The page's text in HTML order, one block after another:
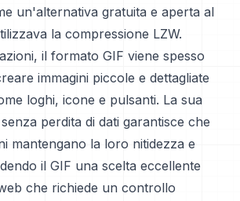
un'alternativa gratuita e aperta al
la compressione LZW.
il formato GIF viene spesso
immagini piccole e dettagliate
loghi, icone e pulsanti. La sua
perdita di dati garantisce che
mantengano la loro nitidezza e
il GIF una scelta eccellente
che richiede un controllo